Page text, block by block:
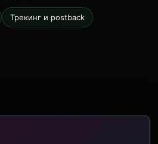
Трекинг и postback